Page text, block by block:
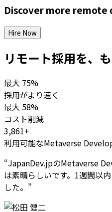
Discover more remote
Hire Now
リモート採用を、
最大 75%
採用がより速く
最大 58%
コスト削減
3,861+
利用可能なMetaverse
“JapanDev.jpのMetaverse
は素晴らしいです。1週間以
した。 ”